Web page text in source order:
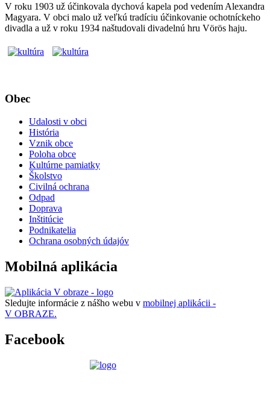
V roku 1903 už účinkovala dychová kapela pod vedením Alexandra
Magyara. V obci malo už veľkú tradíciu účinkovanie ochotníckeho
divadla a už v roku 1934 naštudovali divadelnú hru Vörös haju.
Obec
Udalosti v obci
História
Vznik obce
Poloha obce
Kultúrne pamiatky
Školstvo
Civilná ochrana
Odpad
Doprava
Inštitúcie
Podnikatelia
Ochrana osobných údajóv
Mobilná aplikácia
Sledujte informácie z nášho webu v mobilnej aplikácii -
V OBRAZE.
Facebook